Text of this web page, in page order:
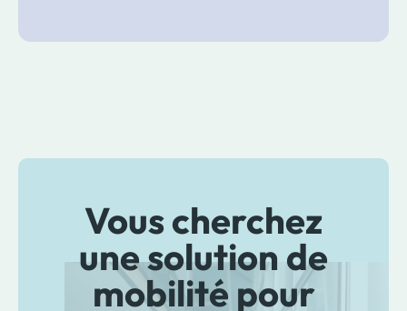
Vous cherchez
une solution de
mobilité pour